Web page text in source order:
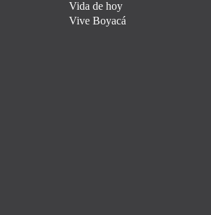
Vida de hoy
Vive Boyacá